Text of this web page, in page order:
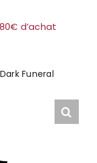
d’achat
Funeral